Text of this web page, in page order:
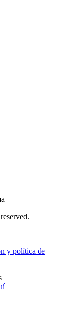
y política de